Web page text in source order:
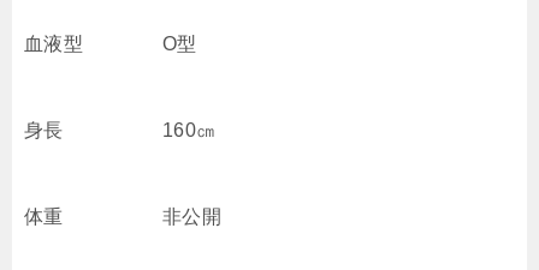
血液型 O型
身長 160㎝
体重 非公開